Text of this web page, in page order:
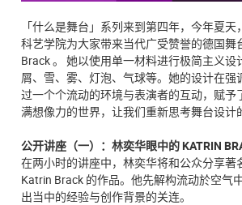
「什么是舞台」系列来到第四年，今年夏
科艺学院为大家带来当代广受赞誉的德国舞
Brack 。 她以使用单一材料进行极简主义设
屑、雪、雾、灯泡、气球等。她的设计在强
过一个个流动的环境与表演者的互动，赋予
满想像力的世界，让我们重新思考舞台设计
公开讲座（一）：林奕华眼中的 KATRIN
在两小时的讲座中，林奕华将和公众分享著
Katrin Brack 的作品。他先解构流动於空气
出当中的经验与创作背景的关连。